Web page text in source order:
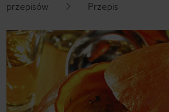
Pływający pasek boczny
przepisów
Przepis